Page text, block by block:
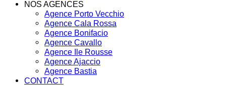
NOS AGENCES
Agence Porto Vecchio
Agence Cala Rossa
Agence Bonifacio
Agence Cavallo
Agence Ile Rousse
Agence Ajaccio
Agence Bastia
CONTACT